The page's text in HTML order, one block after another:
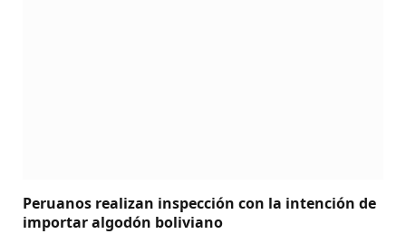
Peruanos realizan inspección con la intención de
importar algodón boliviano